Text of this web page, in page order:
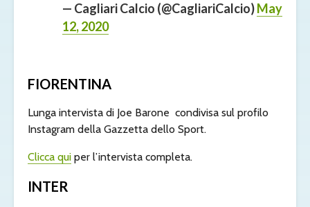
— Cagliari Calcio (@CagliariCalcio)May
12, 2020
FIORENTINA
Lunga intervista di Joe Barone condivisa sul profilo
Instagram della Gazzetta dello Sport.
Clicca qui per l’intervista completa.
INTER